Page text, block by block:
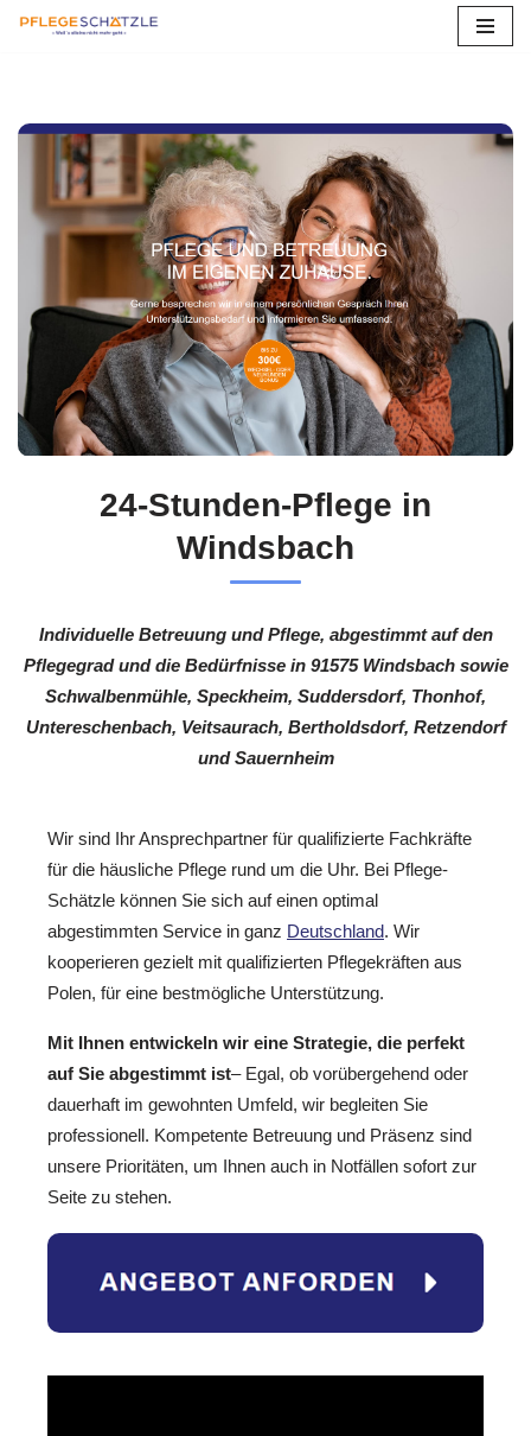
springen
24-Stunden-Pflege in
Windsbach
Individuelle Betreuung und Pflege, abgestimmt auf den
Pflegegrad und die Bedürfnisse in 91575 Windsbach sowie
Schwalbenmühle, Speckheim, Suddersdorf, Thonhof,
Untereschenbach, Veitsaurach, Bertholdsdorf, Retzendorf
und Sauernheim
Wir sind Ihr Ansprechpartner für qualifizierte Fachkräfte
für die häusliche Pflege rund um die Uhr. Bei Pflege-
Schätzle können Sie sich auf einen optimal
abgestimmten Service in ganz Deutschland. Wir
kooperieren gezielt mit qualifizierten Pflegekräften aus
Polen, für eine bestmögliche Unterstützung.
Mit Ihnen entwickeln wir eine Strategie, die perfekt
auf Sie abgestimmt ist– Egal, ob vorübergehend oder
dauerhaft im gewohnten Umfeld, wir begleiten Sie
professionell. Kompetente Betreuung und Präsenz sind
unsere Prioritäten, um Ihnen auch in Notfällen sofort zur
Seite zu stehen.